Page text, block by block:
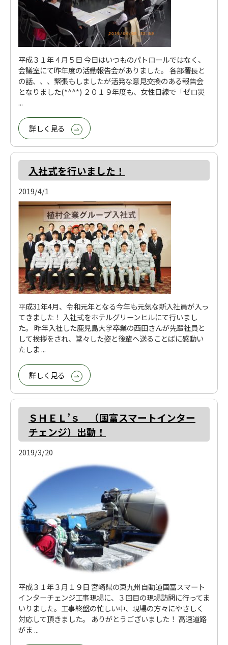
平成３１年４月５日 今日はいつものパトロールではなく、
会議室にて昨年度の活動報告会がありました。 各部署長と
の話、、、緊張もしましたが活発な意見交換のある報告会
となりました(*^^*) ２０１９年度も、女性目線で「ゼロ災
...
詳しく見る
入社式を行いました！
2019/4/1
平成31年4月、令和元年となる今年も元気な新入社員が入っ
てきました！ 入社式をホテルグリーンヒルにて行いまし
た。 昨年入社した鹿児島大学卒業の西田さんが先輩社員と
して挨拶をされ、堂々した姿と後輩へ送ることばに感動い
たしま ...
詳しく見る
ＳＨＥＬ’ｓ （国富スマートインター
チェンジ）出動！
2019/3/20
平成３１年３月１９日 宮崎県の東九州自動道国富スマート
インターチェンジ工事現場に、３回目の現場訪問に行ってま
いりました。工事終盤の忙しい中、現場の方々にやさしく
対応して頂きました。 ありがとうございました！ 高速道路
がま ...